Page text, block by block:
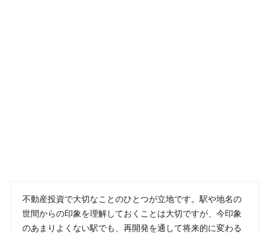
不動産投資で大切なことのひとつが立地です。駅や地名の
世間からの印象を理解しておくことは大切ですが、今印象
のあまりよくない駅でも、再開発を通して将来的に変わる